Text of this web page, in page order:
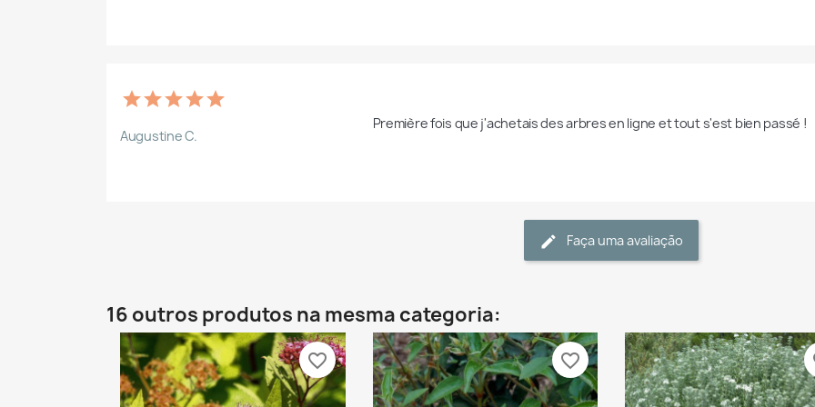
Augustine C.
Première fois que j'achetais des arbres en ligne et tout s'est bien passé !
Faça uma avaliação
16 outros produtos na mesma categoria:
favorite_border favorite_border